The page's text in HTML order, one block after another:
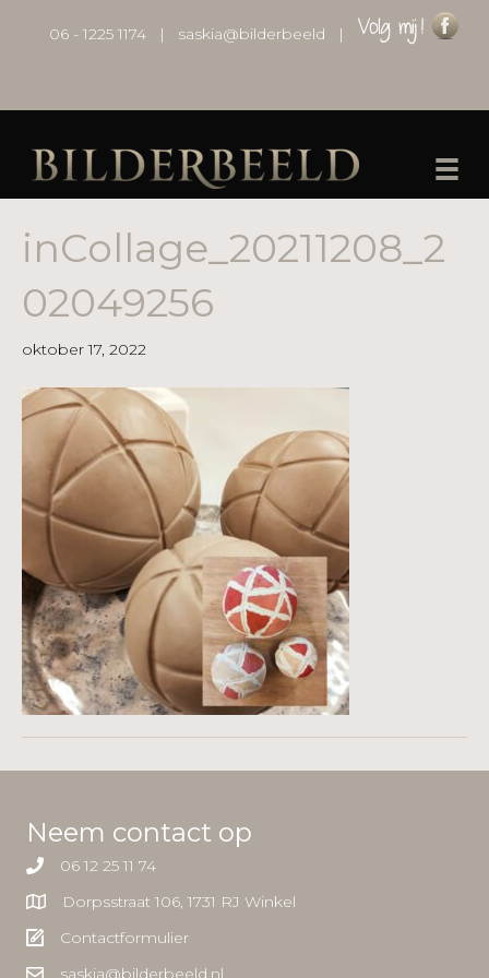
06 - 1225 1174 | saskia@bilderbeeld |
inCollage_20211208_2
02049256
oktober 17, 2022
Neem contact op
06 12 25 11 74
Dorpsstraat 106, 1731 RJ Winkel
Contactformulier
saskia@bilderbeeld.nl